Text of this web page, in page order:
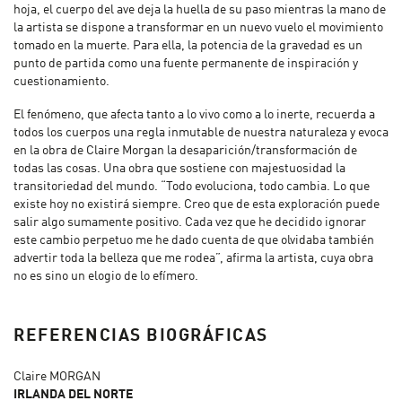
hoja, el cuerpo del ave deja la huella de su paso mientras la mano de
la artista se dispone a transformar en un nuevo vuelo el movimiento
tomado en la muerte. Para ella, la potencia de la gravedad es un
punto de partida como una fuente permanente de inspiración y
cuestionamiento.
El fenómeno, que afecta tanto a lo vivo como a lo inerte, recuerda a
todos los cuerpos una regla inmutable de nuestra naturaleza y evoca
en la obra de Claire Morgan la desaparición/transformación de
todas las cosas. Una obra que sostiene con majestuosidad la
transitoriedad del mundo. “Todo evoluciona, todo cambia. Lo que
existe hoy no existirá siempre. Creo que de esta exploración puede
salir algo sumamente positivo. Cada vez que he decidido ignorar
este cambio perpetuo me he dado cuenta de que olvidaba también
advertir toda la belleza que me rodea”, afirma la artista, cuya obra
no es sino un elogio de lo efímero.
REFERENCIAS BIOGRÁFICAS
Claire MORGAN
IRLANDA DEL NORTE